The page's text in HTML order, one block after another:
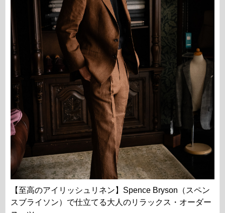
【至高のアイリッシュリネン】Spence Bryson（スペン
スブライソン）で仕立てる大人のリラックス・オーダー